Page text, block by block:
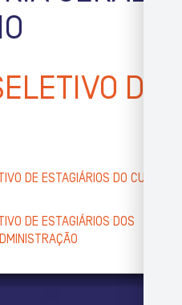
DE
DE ESTAGIÁRIOS DO CURSO
DE ESTAGIÁRIOS DOS